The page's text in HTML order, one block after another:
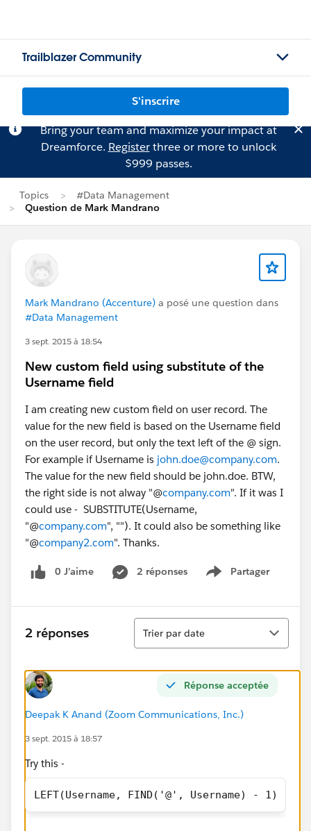
Trailblazer Community
S'inscrire
Bring your team and maximize your impact at
Dreamforce. Registerthree or more to unlock
$999 passes.
Topics
#Data Management
Question de Mark Mandrano
Mark Mandrano (Accenture) a posé une question dans
#Data Management
3 sept. 2015 à 18:54
New custom field using substitute of the
Username field
I am creating new custom field on user record. The
value for the new field is based on the Username field
on the user record, but only the text left of the @ sign.
For example if Username is john.doe@company.com.
The value for the new field should be john.doe. BTW,
the right side is not alway "@company.com". If it was I
could use - SUBSTITUTE(Username,
"@company.com", ""). It could also be something like
"@company2.com". Thanks.
0 J’aime 2 réponses Partager
Show menu
2 réponses
Tri
Trier par date
Réponse acceptée
Deepak K Anand (‎‎‎‎‎‎Zoom Communications, Inc.)
3 sept. 2015 à 18:57
Try this -
LEFT(Username, FIND('@', Username) - 1)